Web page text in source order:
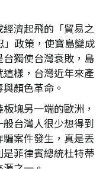
濟起飛的「貿易之
政策，使寶島變成
獨使台灣衰敗，島
樣，台灣近年來產
顏色革命。
塊另一端的歐洲，
台灣人很少想得到
案件發生，真是丟
菲律賓總統杜特蒂